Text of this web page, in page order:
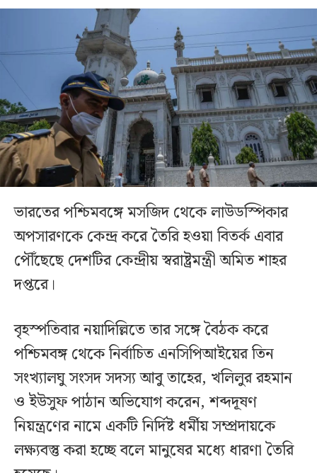
ভারতের পশ্চিমবঙ্গে মসজিদ থেকে লাউডস্পিকার
অপসারণকে কেন্দ্র করে তৈরি হওয়া বিতর্ক এবার
পৌঁছেছে দেশটির কেন্দ্রীয় স্বরাষ্ট্রমন্ত্রী অমিত শাহর
দপ্তরে।
বৃহস্পতিবার নয়াদিল্লিতে তার সঙ্গে বৈঠক করে
পশ্চিমবঙ্গ থেকে নির্বাচিত এনসিপিআইয়ের তিন
সংখ্যালঘু সংসদ সদস্য আবু তাহের, খলিলুর রহমান
ও ইউসুফ পাঠান অভিযোগ করেন, শব্দদূষণ
নিয়ন্ত্রণের নামে একটি নির্দিষ্ট ধর্মীয় সম্প্রদায়কে
লক্ষ্যবস্তু করা হচ্ছে বলে মানুষের মধ্যে ধারণা তৈরি